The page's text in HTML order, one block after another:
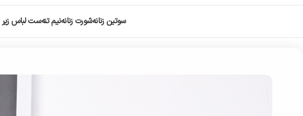
سوتین زنانهشورت زنانهنیم تنهست لباس زیر